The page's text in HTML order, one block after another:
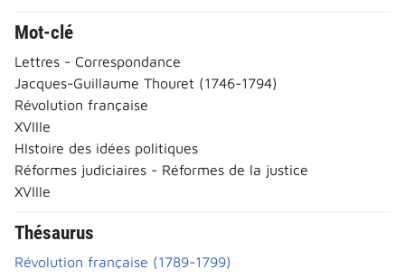
Mot-clé
Lettres - Correspondance
Jacques-Guillaume Thouret (1746-1794)
Révolution française
XVIIIe
HIstoire des idées politiques
Réformes judiciaires - Réformes de la justice
XVIIIe
Thésaurus
Révolution française (1789-1799)